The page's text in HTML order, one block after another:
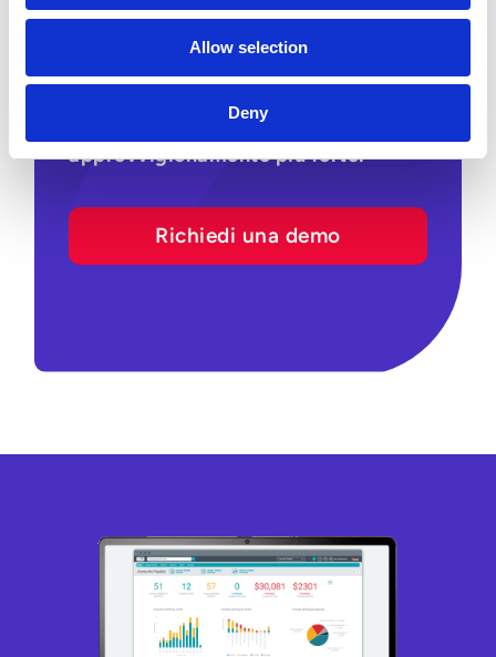
Allow selection
Deny
Un eSourcing con funzionalità AI è
sinonimo di risparmi significativi,
fornitori più soddisfatti, conformità
più facile e un team di
approvvigionamento più forte.
Richiedi una demo